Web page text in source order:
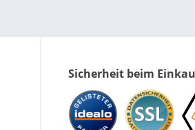
Sicherheit beim